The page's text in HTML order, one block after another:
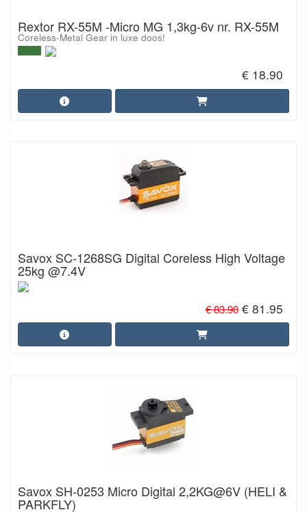
Rextor RX-55M -Micro MG 1,3kg-6v nr. RX-55M
Coreless-Metal Gear in luxe doos!
€ 18.90
Savox SC-1268SG Digital Coreless High Voltage
25kg @7.4V
€ 83.90 € 81.95
Savox SH-0253 Micro Digital 2,2KG@6V (HELI &
PARKFLY)